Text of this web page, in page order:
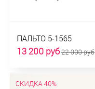
ПАЛЬТО 5-1565
13 200 руб22 000 руб
СКИДКА 40%